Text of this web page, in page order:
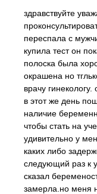
здравствуйте
переспала с
купила тест он
полоска была
окрашена но
врачу
в этот же день
наличие
чтобы стать на
удивительно у
каких либо
следующий раз к
сказал
замерла.но меня